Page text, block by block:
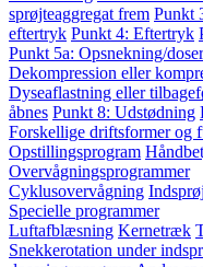
sprøjteaggregat frem Punkt
eftertryk Punkt 4: Eftertryk
Punkt 5a: Opsnekning/
Dekompression eller
Dyseaflastning eller
åbnes Punkt 8: Udstødning
Forskellige driftsformer og
Opstillingsprogram
Overvågningsprogrammer
Cyklusovervågning
Specielle programmer
Luftafblæsning Kernetræk
Snekkerotation under